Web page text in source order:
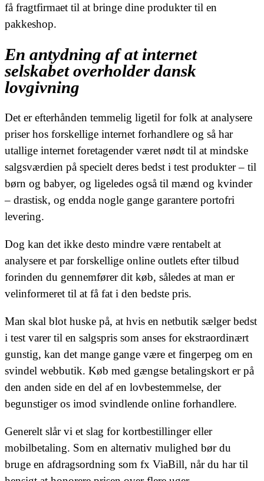
få fragtfirmaet til at bringe dine produkter til en
pakkeshop.
En antydning af at internet
selskabet overholder dansk
lovgivning
Det er efterhånden temmelig ligetil for folk at analysere
priser hos forskellige internet forhandlere og så har
utallige internet foretagender været nødt til at mindske
salgsværdien på specielt deres bedst i test produkter – til
børn og babyer, og ligeledes også til mænd og kvinder
– drastisk, og endda nogle gange garantere portofri
levering.
Dog kan det ikke desto mindre være rentabelt at
analysere et par forskellige online outlets efter tilbud
forinden du gennemfører dit køb, således at man er
velinformeret til at få fat i den bedste pris.
Man skal blot huske på, at hvis en netbutik sælger bedst
i test varer til en salgspris som anses for ekstraordinært
gunstig, kan det mange gange være et fingerpeg om en
svindel webbutik. Køb med gængse betalingskort er på
den anden side en del af en lovbestemmelse, der
begunstiger os imod svindlende online forhandlere.
Generelt slår vi et slag for kortbestillinger eller
mobilbetaling. Som en alternativ mulighed bør du
bruge en afdragsordning som fx ViaBill, når du har til